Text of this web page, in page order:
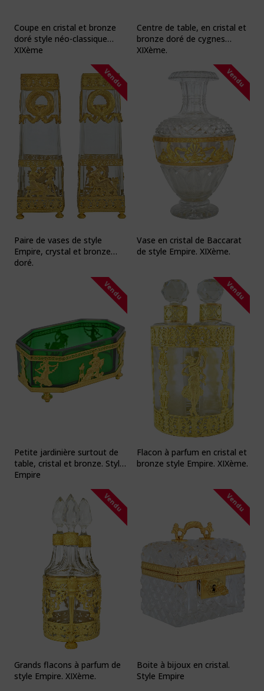
Coupe en cristal et bronze
doré style néo-classique
XIXème
Centre de table, en cristal et
bronze doré de cygnes
XIXème.
Vendu
Paire de vases de style
Empire, crystal et bronze
doré.
Vendu
Vase en cristal de Baccarat
de style Empire. XIXème.
Vendu
Petite jardinière surtout de
table, cristal et bronze. Style
Empire
Vendu
Flacon à parfum en cristal et
bronze style Empire. XIXème.
Vendu
Grands flacons à parfum de
style Empire. XIXème.
Vendu
Boite à bijoux en cristal.
Style Empire